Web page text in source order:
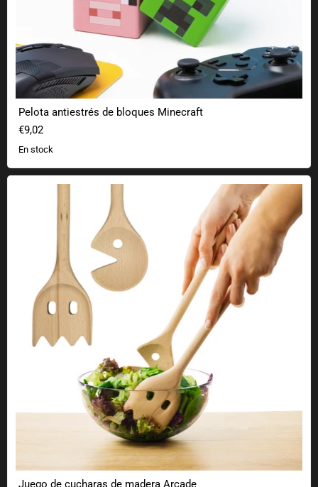
Pelota antiestrés de bloques Minecraft
€9,02
En stock
Juego de cucharas de madera Arcade